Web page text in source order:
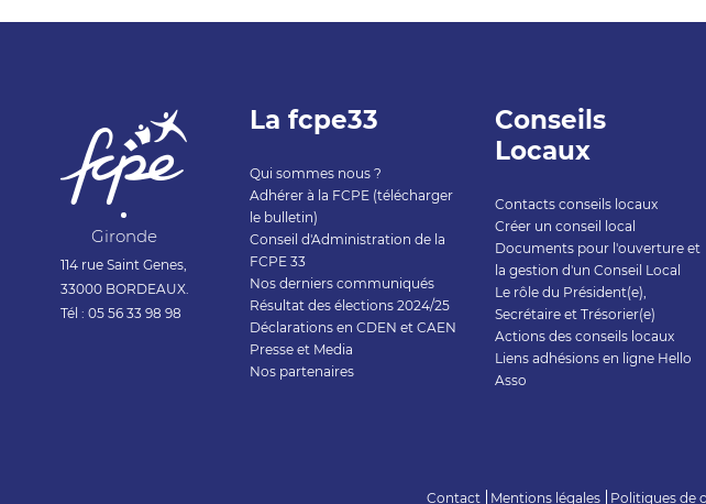
Gironde
114 rue Saint Genes,
33000 BORDEAUX.
Tél : 05 56 33 98 98
La fcpe33
Qui sommes nous ?
Adhérer à la FCPE (télécharger
le bulletin)
Conseil d'Administration de la
FCPE 33
Nos derniers communiqués
Résultat des élections 2024/25
Déclarations en CDEN et CAEN
Presse et Media
Nos partenaires
Conseils
Locaux
Contacts conseils locaux
Créer un conseil local
Documents pour l'ouverture et
la gestion d'un Conseil Local
Le rôle du Président(e),
Secrétaire et Trésorier(e)
Actions des conseils locaux
Liens adhésions en ligne Hello
Asso
Contact Mentions légales Politiques de